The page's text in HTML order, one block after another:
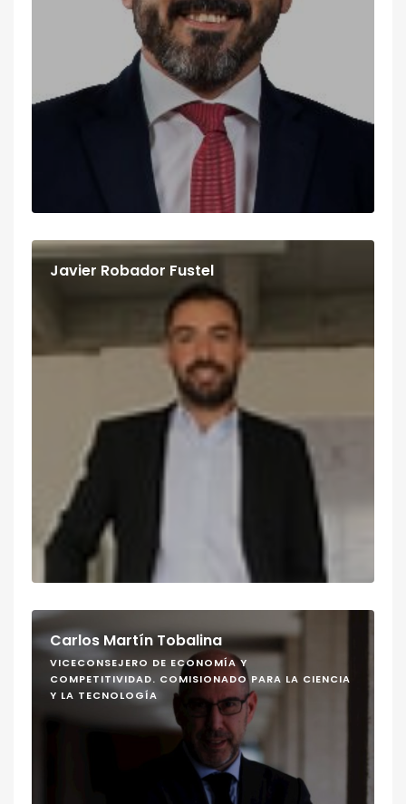
Javier Robador Fustel
Carlos Martín Tobalina
VICECONSEJERO DE ECONOMÍA Y
COMPETITIVIDAD. COMISIONADO PARA LA CIENCIA
Y LA TECNOLOGÍA